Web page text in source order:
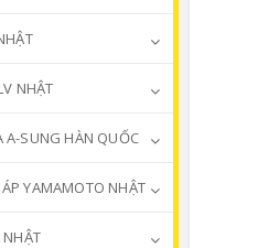
NHẬT
A-SUNG HÀN QUỐC
YAMAMOTO NHẬT
NHẬT